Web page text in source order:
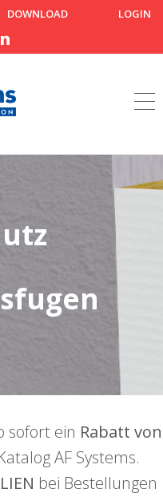
DOWNLOAD LOGIN
sofort ein Rabatt von
AF Systems.
bei Bestellungen